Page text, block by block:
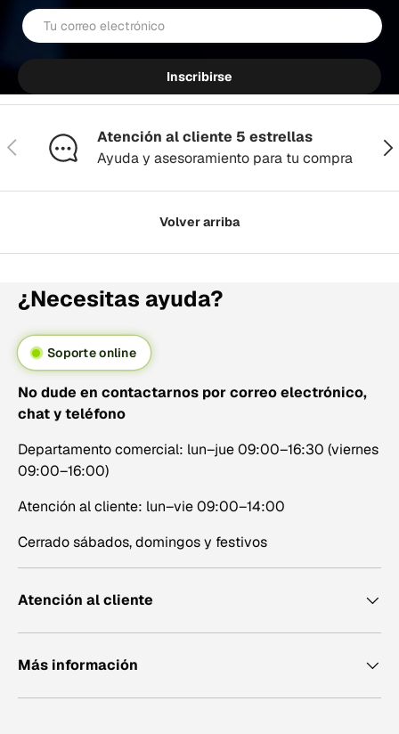
Correo electrónico
Inscribirse
Anterior
Atención al cliente 5 estrellas
Ayuda y asesoramiento para tu compra
Volver arriba
¿Necesitas ayuda?
Soporte online
No dude en contactarnos por correo electrónico,
chat y teléfono
Departamento comercial: lun–jue 09:00–16:30 (viernes
09:00–16:00)
Atención al cliente: lun–vie 09:00–14:00
Cerrado sábados, domingos y festivos
Atención al cliente
Más información